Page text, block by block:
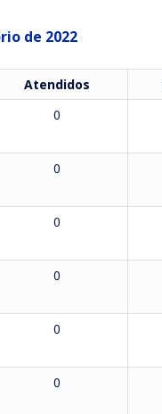
de 2022
Atendidos
0
0
0
0
0
0